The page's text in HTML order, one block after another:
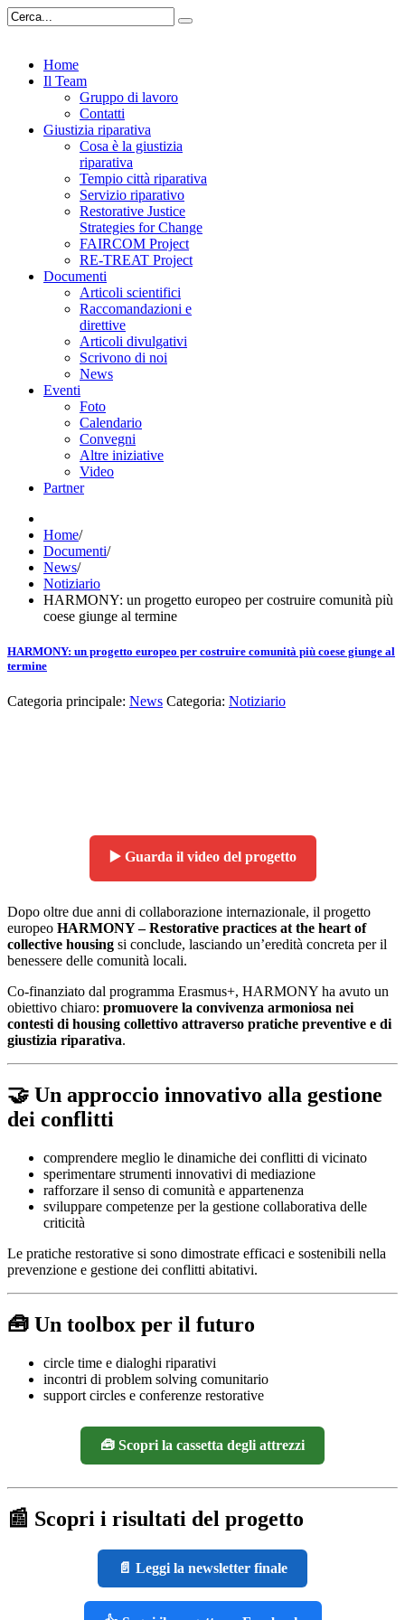
Home
Il Team
Gruppo di lavoro
Contatti
Giustizia riparativa
Cosa è la giustizia
riparativa
Tempio città riparativa
Servizio riparativo
Restorative Justice
Strategies for Change
FAIRCOM Project
RE-TREAT Project
Documenti
Articoli scientifici
Raccomandazioni e
direttive
Articoli divulgativi
Scrivono di noi
News
Eventi
Foto
Calendario
Convegni
Altre iniziative
Video
Partner
Home/
Documenti/
News/
Notiziario
HARMONY: un progetto europeo per costruire comunità più
coese giunge al termine
HARMONY: un progetto europeo per costruire comunità più coese giunge al
termine
Categoria principale: News Categoria: Notiziario
▶️ Guarda il video del progetto
Dopo oltre due anni di collaborazione internazionale, il progetto
europeo HARMONY – Restorative practices at the heart of
collective housing si conclude, lasciando un’eredità concreta per il
benessere delle comunità locali.
Co-finanziato dal programma Erasmus+, HARMONY ha avuto un
obiettivo chiaro: promuovere la convivenza armoniosa nei
contesti di housing collettivo attraverso pratiche preventive e di
giustizia riparativa.
🤝 Un approccio innovativo alla gestione
dei conflitti
comprendere meglio le dinamiche dei conflitti di vicinato
sperimentare strumenti innovativi di mediazione
rafforzare il senso di comunità e appartenenza
sviluppare competenze per la gestione collaborativa delle
criticità
Le pratiche restorative si sono dimostrate efficaci e sostenibili nella
prevenzione e gestione dei conflitti abitativi.
🧰 Un toolbox per il futuro
circle time e dialoghi riparativi
incontri di problem solving comunitario
support circles e conferenze restorative
🧰 Scopri la cassetta degli attrezzi
📰 Scopri i risultati del progetto
📄 Leggi la newsletter finale